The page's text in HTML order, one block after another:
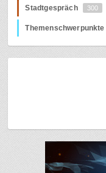
Stadtgespräch 300
Themenschwerpunkte